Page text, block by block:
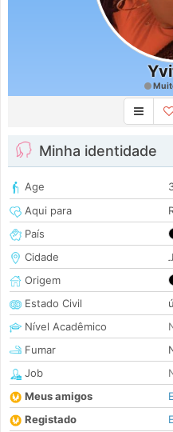
Minha identidade
Age
Aqui para
País
Cidade
Origem
Estado Civil
Nível Acadêmico
Fumar
Job
Meus amigos
Registado